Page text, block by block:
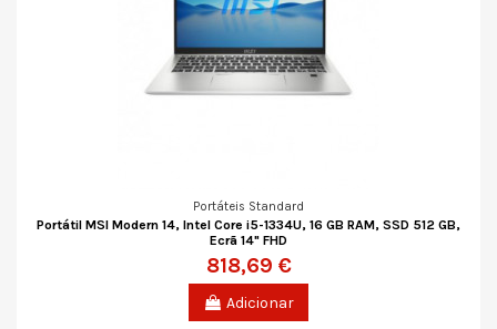
Portáteis Standard
Portátil MSI Modern 14, Intel Core i5-1334U, 16 GB RAM, SSD 512 GB,
Ecrã 14" FHD
818,69 €
Adicionar